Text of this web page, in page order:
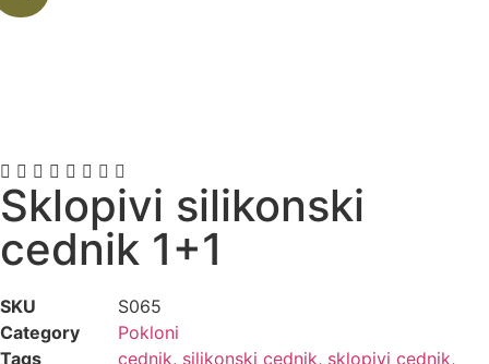
Sklopivi silikonski
cednik 1+1
SKU
S065
Category
Pokloni
Tags
cednik, silikonski cednik, sklopivi cednik,